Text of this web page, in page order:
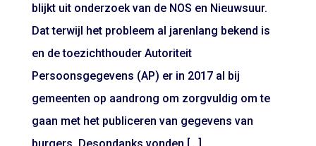
blijkt uit onderzoek van de NOS en Nieuwsuur.
Dat terwijl het probleem al jarenlang bekend is
en de toezichthouder Autoriteit
Persoonsgegevens (AP) er in 2017 al bij
gemeenten op aandrong om zorgvuldig om te
gaan met het publiceren van gegevens van
burgers. Desondanks vonden […]